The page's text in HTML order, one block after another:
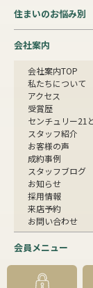
住まいのお悩み別
会社案内
会社案内TOP
私たちについて
アクセス
受賞歴
センチュリー21
スタッフ紹介
お客様の声
成約事例
スタッフブログ
お知らせ
採用情報
来店予約
お問い合わせ
会員メニュー
無料会員登録
マイページログイ